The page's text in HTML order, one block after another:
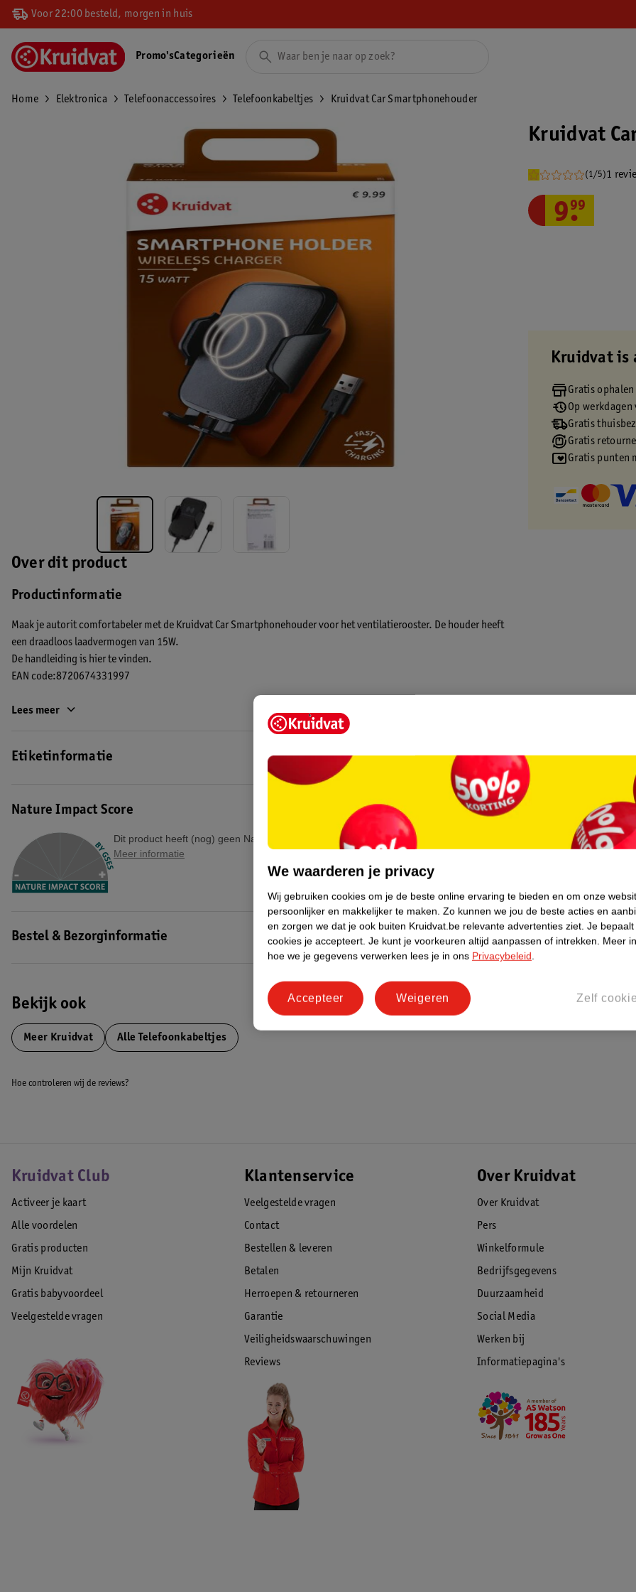
Voor 22:00 besteld, morgen in huis
Promo'sCategorieën
Home Elektronica Telefoonaccessoires Telefoonkabeltjes Kruidvat Car Smartphonehouder
Over dit product
Productinformatie
Maak je autorit comfortabeler met de Kruidvat Car Smartphonehouder voor het ventilatierooster. De houder heeft
een draadloos laadvermogen van 15W.
De handleiding is hierte vinden.
EAN code:8720674331997
Lees meer
Etiketinformatie
Nature Impact Score
Dit product heeft (nog) geen Nature Impact Score.
Meer informatie
Bestel & Bezorginformatie
Bekijk ook
Meer Kruidvat Alle Telefoonkabeltjes
Kruidvat
(1/5)1
9.
99
Kruidvat is
Gratis
Op
Gratis
Gratis
Gratis punten
Hoe controleren wij de reviews?
Kruidvat Club
Activeer je kaart
Alle voordelen
Gratis producten
Mijn Kruidvat
Gratis babyvoordeel
Veelgestelde vragen
Klantenservice
Veelgestelde vragen
Contact
Bestellen & leveren
Betalen
Herroepen & retourneren
Garantie
Veiligheidswaarschuwingen
Reviews
Over Kruidvat
Over Kruidvat
Pers
Winkelformule
Bedrijfsgegevens
Duurzaamheid
Social Media
Werken bij
Informatiepagina's
We waarderen je privacy
Wij gebruiken cookies om je de beste online ervaring te bieden en om onze
persoonlijker en makkelijker te maken. Zo kunnen we jou de beste acties en
en zorgen we dat je ook buiten Kruidvat.be relevante advertenties ziet. Je
cookies je accepteert. Je kunt je voorkeuren altijd aanpassen of intrekken. Meer
hoe we je gegevens verwerken lees je in ons Privacybeleid.
Zelf
Weigeren
Accepteer